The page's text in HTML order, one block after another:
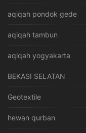
aqiqah pondok gede
aqiqah tambun
aqiqah yogyakarta
BEKASI SELATAN
Geotextile
hewan qurban